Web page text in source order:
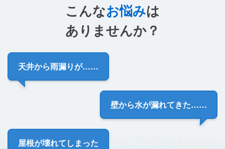
こんなお悩みは
ありませんか？
天井から雨漏りが……
壁から水が漏れてきた……
屋根が壊れてしまった